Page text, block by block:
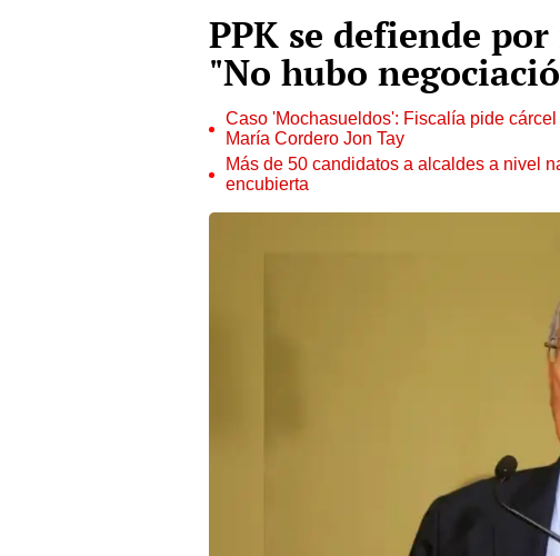
PPK se defiende
"No hubo
Caso 'Mochasueldos': Fiscalía pide
María Cordero Jon Tay
Más de 50 candidatos a alcaldes a nivel
encubierta